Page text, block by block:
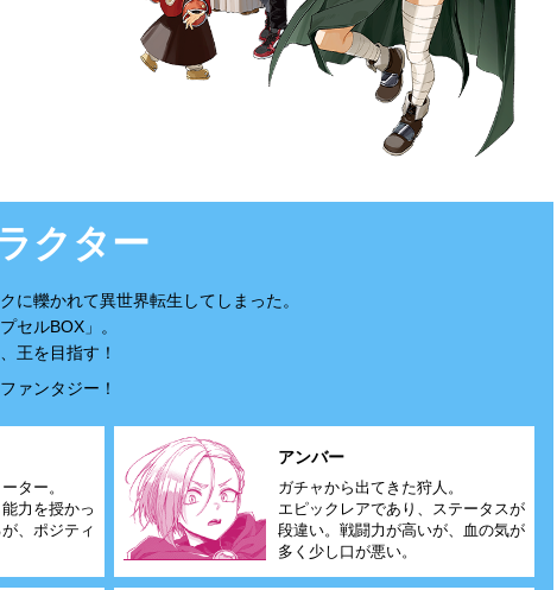
クター
に轢かれて異世界転生してしまった。
セルBOX」。
王を目指す！
ァンタジー！
ター。
力を授かっ
、ポジティ
アンバー
ガチャから出てきた狩人。
エピックレアであり、ステータスが
段違い。戦闘力が高いが、血の気が
多く少し口が悪い。